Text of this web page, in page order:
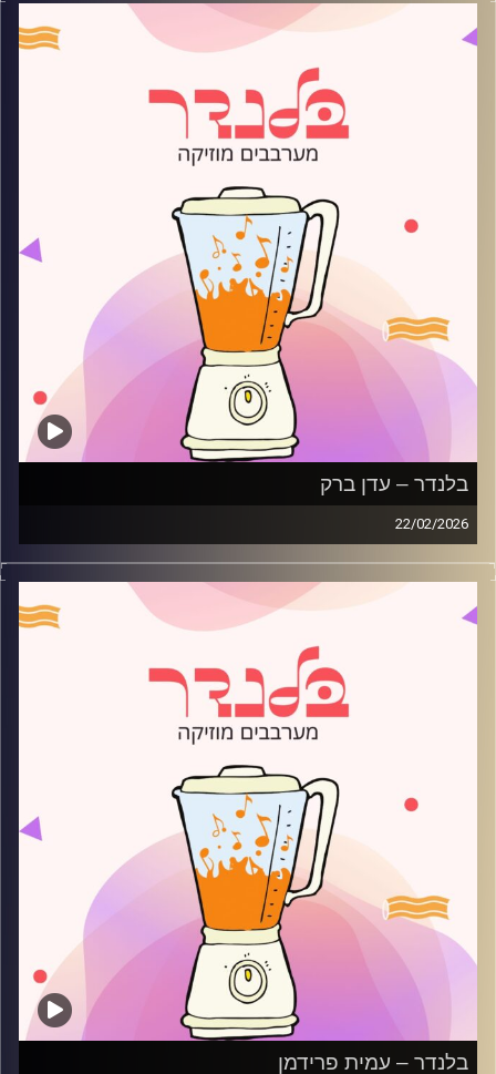
קרדיט תמונות: AudioVersity
בלנדר – עדן ברק
22/02/2026
מוזיקה רגועה לפתוח איתה את הבוקר בהגשת עדן ברק
קרדיט תמונות:
AudioVersity
בלנדר – עמית פרידמן